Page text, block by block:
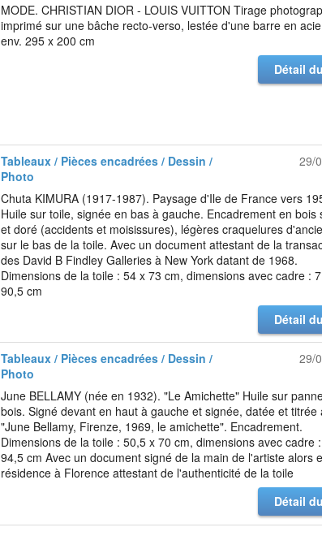
MODE. CHRISTIAN DIOR - LOUIS VUITTON Tirage
imprimé sur une bâche recto-verso, lestée d'une barre en
env. 295 x 200 cm
Détail
Tableaux / Pièces encadrées / Dessin /
Photo
29/
Chuta KIMURA (1917-1987). Paysage d'Ile de France vers
Huile sur toile, signée en bas à gauche. Encadrement en bois
et doré (accidents et moisissures), légères craquelures
sur le bas de la toile. Avec un document attestant de la
des David B Findley Galleries à New York datant de 1968.
Dimensions de la toile : 54 x 73 cm, dimensions avec cadre :
90,5 cm
Détail
Tableaux / Pièces encadrées / Dessin /
Photo
29/
June BELLAMY (née en 1932). "Le Amichette" Huile sur
bois. Signé devant en haut à gauche et signée, datée et titrée
"June Bellamy, Firenze, 1969, le amichette". Encadrement.
Dimensions de la toile : 50,5 x 70 cm, dimensions avec cadre
94,5 cm Avec un document signé de la main de l'artiste alors
résidence à Florence attestant de l'authenticité de la toile
Détail